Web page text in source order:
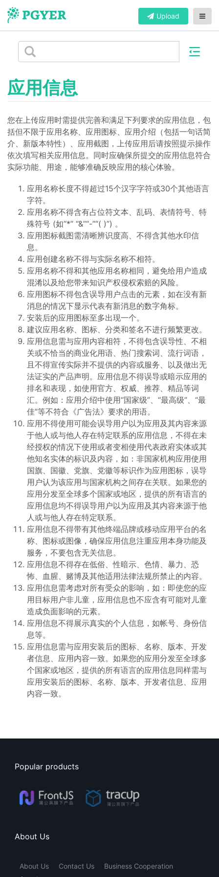
Upload
应用信息
您在上传应用时需提供完善和满足下列要求的应用信息，包
括但不限于应用名称、应用图标、应用介绍（包括一句话简
介、新版本特性）、应用截图，上传应用后请按照提示操作
依次填写相关应用信息。同时应确保所提交的应用信息符合
实际功能、用途，能够准确反映应用的核心体验。
应用名称长度不得超过15个汉字字符或30个其他语言
字符。
应用名称不得含有占位符文本、乱码、表情符号、特
殊符号 (如“*” “&”“-”“( )”) 。
应用图标截图需清晰辨识度高、不得含其他水印信
息。
应用创建名称不得与实际名称不相符。
应用名称不得和其他应用名称相同，避免给用户造成
混淆以及给您带来知识产权侵权索赔的风险。
应用图标不得包含误导用户点击的元素，如在没有新
消息的情况下显示代表有新消息的数字角标。
安装后的应用图标至多出现一个。
建议应用名称、图标、分类和签名不进行频繁更改。
应用信息需与应用内容相符，不得包含误导性、不相
关或不恰当的商业化用语、热门搜索词、流行词语，
且不得宣传实际并不提供的内容或服务、以及做出无
法证实的产品声明。应用信息不得误导或暗示应用的
排名和表现，如使用官方、权威、推荐、精品等词
汇。例如：应用介绍中使用“国家级”、“最高级”、“最
佳”等不符合《广告法》要求的用语。​​
应用不得使用可能会误导用户以为应用及其内容来源
于他人或与他人存在特定联系的应用信息，不得在未
经授权的情况下使用或者变相使用代表政府实体或其
他知名实体的标识及内容，如：非国家机构应用使用
国旗、国徽、党旗、党徽等标识作为应用图标，误导
用户认为该应用与国家机构之间存在关联。如果您的
应用分发至全球多个国家或地区，提供的所有语言的
应用信息均不得误导用户以为应用及其内容来源于他
人或与他人存在特定联系。
应用信息不得带有其他终端品牌或移动应用平台的名
称、图标或图像，确保应用信息注重应用本身功能及
服务，不要包含无关信息。
应用信息不得存在低俗、性暗示、色情、暴力、恐
怖、血腥、赌博及其他适用法律法规所禁止的内容。
应用信息需考虑对所有受众的影响，如：即使您的应
用目标用户非儿童，应用信息也不应含有可能对儿童
造成负面影响的元素。
应用信息不得展示真实的个人信息，如帐号、身份信
息等。
应用信息需与应用安装后的图标、名称、版本、开发
者信息、应用内容一致。如果您的应用分发至全球多
个国家或地区，提供的所有语言的应用信息同样需与
应用安装后的图标、名称、版本、开发者信息、应用
内容一致。
Popular products
About Us
About Us Contact Us
Business Cooperation